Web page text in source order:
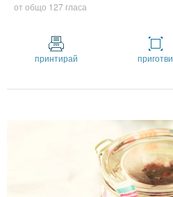
от общо 127 гласа
принтирай приготви